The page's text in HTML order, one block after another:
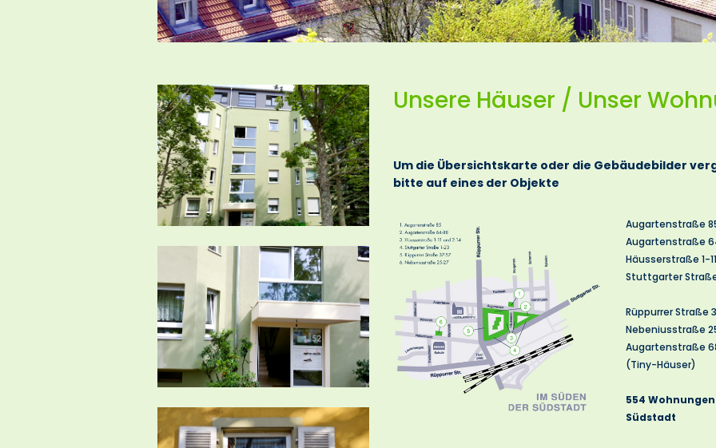
Unsere Häuser / Unser
Um die Übersichtskarte oder die Gebäudebilder
bitte auf eines der Objekte
Augartenstraße
Augartenstraße
Häusserstraße 1-
Stuttgarter
Rüppurrer Straße
Nebeniusstraße
Augartenstraße
(Tiny-Häuser)
554 Wohnungen
Südstadt